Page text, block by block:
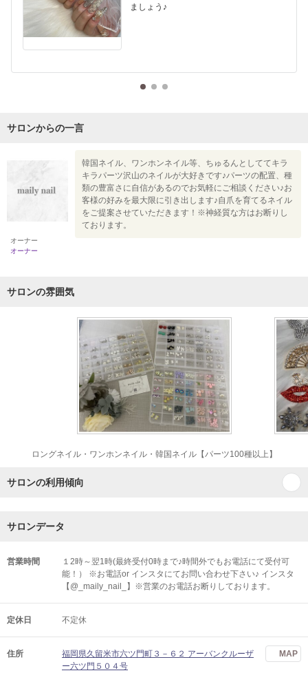
ましょう♪
サロンからの一言
オーナー
オーナー
韓国ネイル、ワンホンネイル等、ちゅるんとしててキラ
キラパーツ沢山のネイルが大好きです♪パーツの配置、種
類の豊富さに自信があるのでお気軽にご相談ください♪お
客様の好みを最大限に引き出します♪自爪を育てるネイル
をご提案させていただきます！※神経質な方はお断りし
ております。
サロンの雰囲気
ロングネイル・ワンホンネイル・韓国ネイル【パーツ100種以上】
サロンの利用傾向
サロンデータ
営業時間
１2時～翌1時(最終受付0時まで♪時間外でもお電話にて受付可
能！） ※お電話or インスタにてお問い合わせ下さい♪ インスタ
【@_maily_nail_】※営業のお電話お断りしております。
定休日 不定休
住所
福岡県久留米市六ツ門町３－６２ アーバンクルーザ
ー六ツ門５０４号
MAP